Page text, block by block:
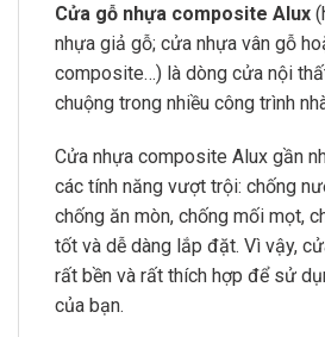
Cửa gỗ nhựa composite Alux
nhựa giả gỗ; cửa nhựa vân gỗ
composite…) là dòng cửa nội
chuộng trong nhiều công trình
Cửa nhựa composite Alux gần
các tính năng vượt trội: chống
chống ăn mòn, chống mối mọt,
tốt và dễ dàng lắp đặt. Vì vậy,
rất bền và rất thích hợp để sử
của bạn.